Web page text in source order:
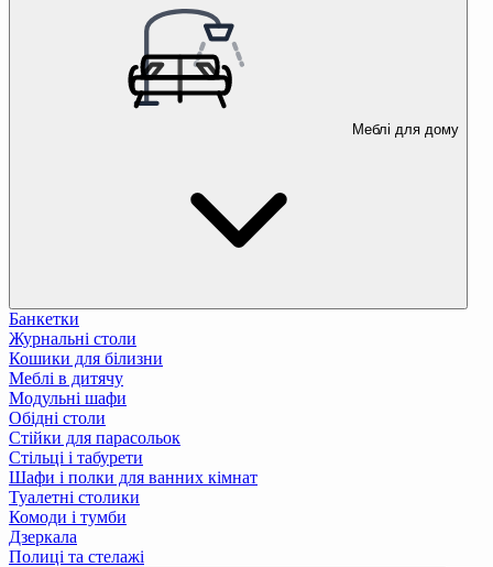
Меблі для дому
Банкетки
Журнальні столи
Кошики для білизни
Меблі в дитячу
Модульні шафи
Обідні столи
Стійки для парасольок
Стільці і табурети
Шафи і полки для ванних кімнат
Туалетні столики
Комоди і тумби
Дзеркала
Полиці та стелажі